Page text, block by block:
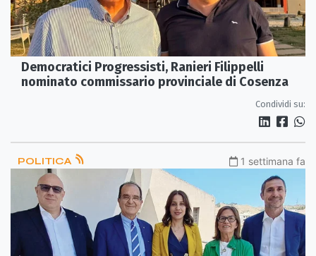
Democratici Progressisti, Ranieri Filippelli
nominato commissario provinciale di Cosenza
Condividi su:
POLITICA 1 settimana fa